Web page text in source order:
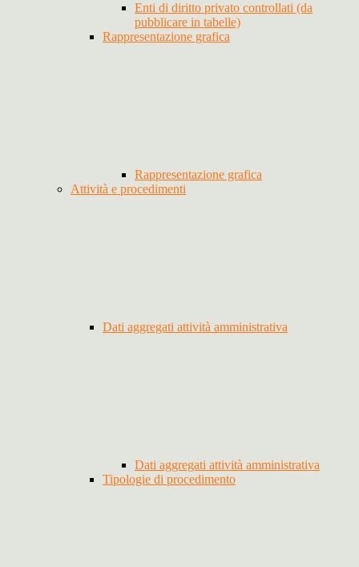
Enti di diritto privato controllati (da
pubblicare in tabelle)
Rappresentazione grafica
Rappresentazione grafica
Attività e procedimenti
Dati aggregati attività amministrativa
Dati aggregati attività amministrativa
Tipologie di procedimento